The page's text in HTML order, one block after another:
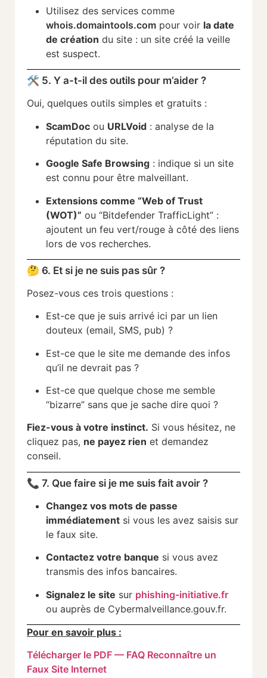
Utilisez des services comme
whois.domaintools.com pour voir la date
de création du site : un site créé la veille
est suspect.
🛠️ 5. Y a-t-il des outils pour m’aider ?
Oui, quelques outils simples et gratuits :
ScamDoc ou URLVoid : analyse de la
réputation du site.
Google Safe Browsing : indique si un site
est connu pour être malveillant.
Extensions comme “Web of Trust
(WOT)” ou “Bitdefender TrafficLight” :
ajoutent un feu vert/rouge à côté des liens
lors de vos recherches.
🤔 6. Et si je ne suis pas sûr ?
Posez-vous ces trois questions :
Est-ce que je suis arrivé ici par un lien
douteux (email, SMS, pub) ?
Est-ce que le site me demande des infos
qu’il ne devrait pas ?
Est-ce que quelque chose me semble
“bizarre” sans que je sache dire quoi ?
Fiez-vous à votre instinct. Si vous hésitez, ne
cliquez pas, ne payez rien et demandez
conseil.
📞 7. Que faire si je me suis fait avoir ?
Changez vos mots de passe
immédiatement si vous les avez saisis sur
le faux site.
Contactez votre banque si vous avez
transmis des infos bancaires.
Signalez le site sur phishing-initiative.fr
ou auprès de Cybermalveillance.gouv.fr.
Pour en savoir plus :
Télécharger le PDF — FAQ Reconnaître un
Faux Site Internet